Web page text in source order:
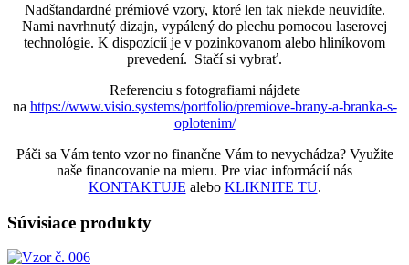
Nadštandardné prémiové vzory, ktoré len tak niekde neuvidíte.
Nami navrhnutý dizajn, vypálený do plechu pomocou laserovej
technológie. K dispozícií je v pozinkovanom alebo hliníkovom
prevedení. Stačí si vybrať.
Referenciu s fotografiami nájdete
na https://www.visio.systems/portfolio/premiove-brany-a-branka-s-
oplotenim/
Páči sa Vám tento vzor no finančne Vám to nevychádza? Využite
naše financovanie na mieru. Pre viac informácií nás
KONTAKTUJE alebo KLIKNITE TU.
Súvisiace produkty